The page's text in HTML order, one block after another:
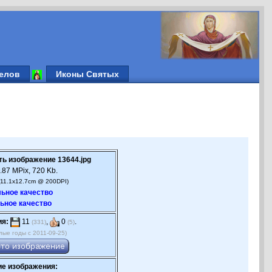
Иконы Святых
изображение 13644.jpg
MPix, 720 Kb.
@ 200DPI)
качество
качество
11(331), 0(5).
годы с 2011-09-25)
изображения: